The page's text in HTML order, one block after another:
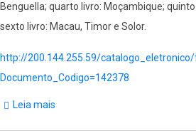
3)
Benguella; quarto livro: Moçambique; quinto
sexto livro: Macau, Timor e Solor.
http://200.144.255.59/catalogo_eletronico/
Documento_Codigo=142378
Leia mais